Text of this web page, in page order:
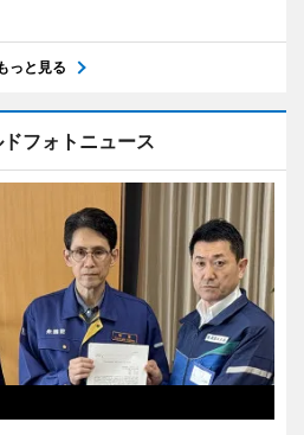
っと見る
ドフォトニュース